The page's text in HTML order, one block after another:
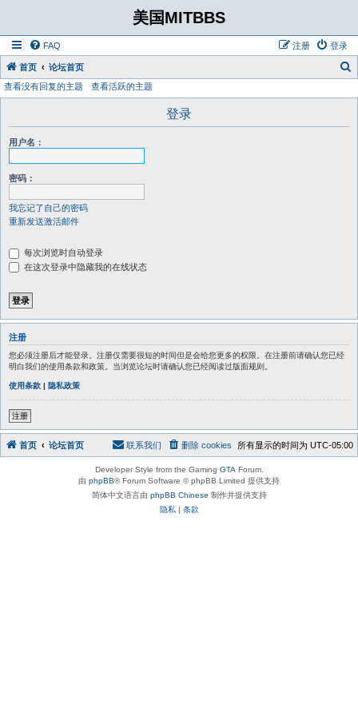
美国MITBBS
FAQ 登录
注册
首页 论坛首页
查看没有回复的主题 查看活跃的主题
登录
用户名：
密码：
我忘记了自己的密码
重新发送激活邮件
每次浏览时自动登录
在这次登录中隐藏我的在线状态
注册
您必须注册后才能登录。注册仅需要很短的时间但是会给您更多的权限。在注册前请确认您已经
明白我们的使用条款和政策。当浏览论坛时请确认您已经阅读过版面规则。
使用条款 | 隐私政策
注册
首页 论坛首页 所有显示的时间为 UTC-05:00
删除 cookies
联系我们
Developer Style from the Gaming GTA Forum.
由 phpBB® Forum Software © phpBB Limited 提供支持
简体中文语言由 phpBB Chinese 制作并提供支持
隐私 | 条款